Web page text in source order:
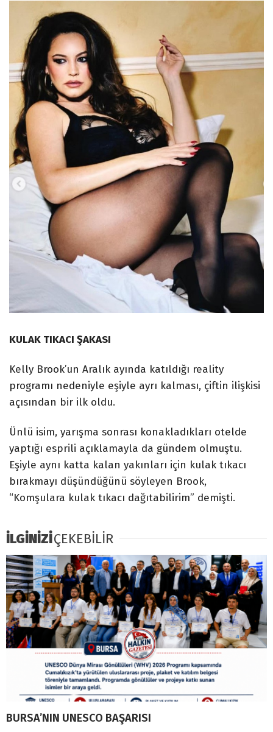
KULAK TIKACI ŞAKASI
Kelly Brook’un Aralık ayında katıldığı reality
programı nedeniyle eşiyle ayrı kalması, çiftin ilişkisi
açısından bir ilk oldu.
Ünlü isim, yarışma sonrası konakladıkları otelde
yaptığı esprili açıklamayla da gündem olmuştu.
Eşiyle aynı katta kalan yakınları için kulak tıkacı
bırakmayı düşündüğünü söyleyen Brook,
“Komşulara kulak tıkacı dağıtabilirim” demişti.
İLGİNİZİÇEKEBİLİR
BURSA’NIN UNESCO BAŞARISI